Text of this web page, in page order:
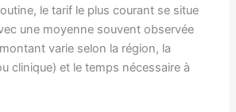
le tarif le plus courant se situe
une moyenne souvent observée
varie selon la région, la
clinique) et le temps nécessaire à